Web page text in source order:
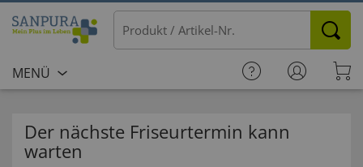
MENÜ
Der nächste Friseurtermin kann
warten